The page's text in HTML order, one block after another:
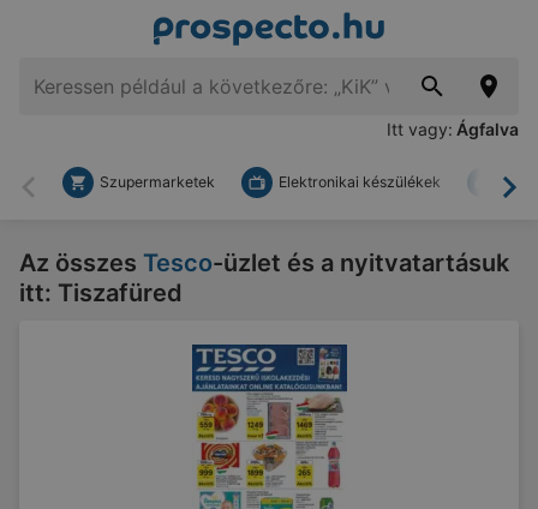
Itt vagy: Ágfalva
Vissza
Szupermarketek Elektronikai készülékek
Az összes Tesco-üzlet és a nyitvatartásuk
itt: Tiszafüred